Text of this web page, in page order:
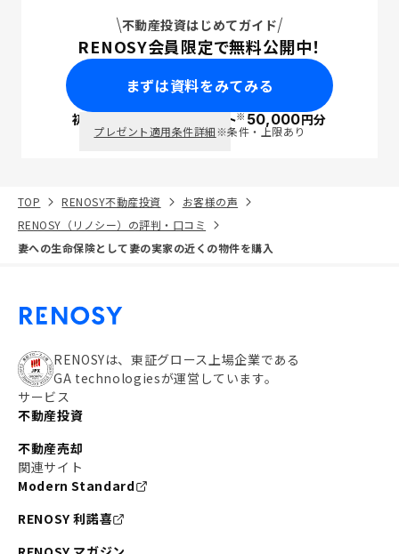
不動産投資はじめてガイド
RENOSY会員限定で無料公開中！
まずは資料をみてみる
初回面談で ポイント※50,000円分
プレゼント適用条件詳細※条件・上限あり
TOP RENOSY不動産投資
お客様の声
RENOSY（リノシー）の評判・口コミ
妻への生命保険として妻の実家の近くの物件を購入
RENOSYは、東証グロース上場企業である
GA technologiesが運営しています。
サービス
不動産投資
不動産売却
関連サイト
Modern Standard
RENOSY 利諾喜